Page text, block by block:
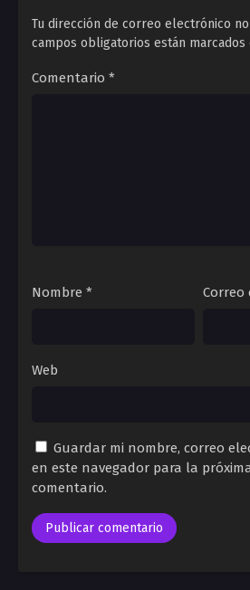
Tu dirección de correo electrónico
campos obligatorios están marcados
Comentario *
Nombre * Correo
Web
Guardar mi nombre, correo
en este navegador para la
comentario.